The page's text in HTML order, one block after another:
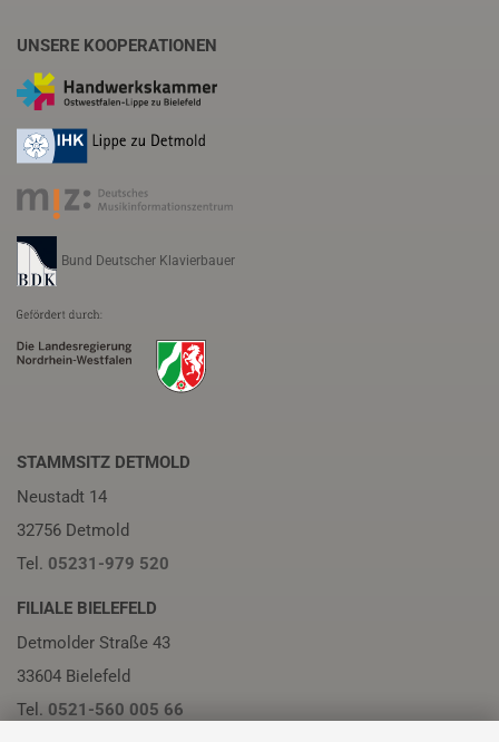
UNSERE KOOPERATIONEN
Bund Deutscher Klavierbauer
STAMMSITZ DETMOLD
Neustadt 14
32756 Detmold
Tel. 05231-979 520
FILIALE BIELEFELD
Detmolder Straße 43
33604 Bielefeld
Tel. 0521-560 005 66